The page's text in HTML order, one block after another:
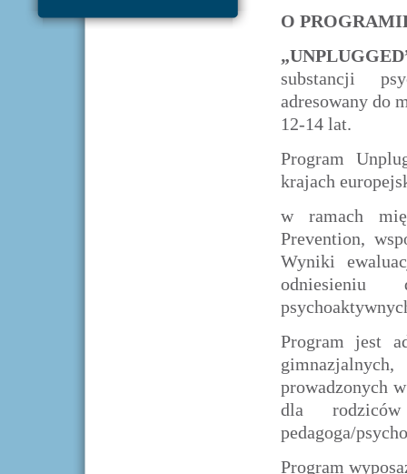
O
substancji
adresowany do
12-14 lat.
Program
krajach
w ramach
Prevention,
Wyniki
odniesieniu
Program jest
prowadzonych
dla
pedagoga/
Program